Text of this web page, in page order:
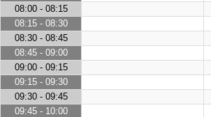
08:00 - 08:15
08:15 - 08:30
08:30 - 08:45
08:45 - 09:00
09:00 - 09:15
09:15 - 09:30
09:30 - 09:45
09:45 - 10:00